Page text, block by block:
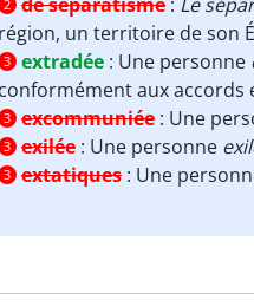
2
région, un territoire de son
3 extradée : Une personne
conformément aux accords
3 excommuniée : Une
3 exilée : Une personne
3 extatiques : Une